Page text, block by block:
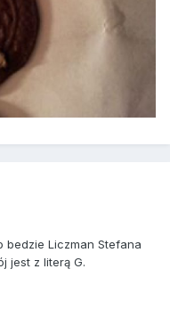
bedzie Liczman Stefana
jest z literą G.